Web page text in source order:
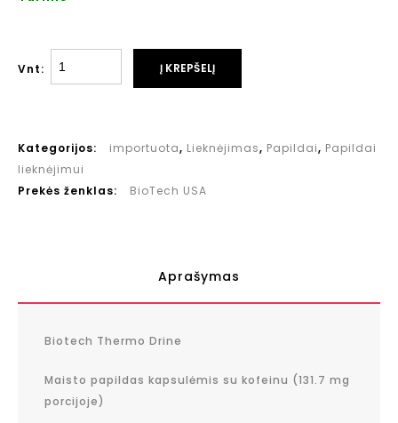
Vnt: Į KREPŠELĮ
Kategorijos: importuota, Lieknėjimas, Papildai, Papildai
lieknėjimui
Prekės ženklas:
BioTech USA
Aprašymas
Biotech Thermo Drine
Maisto papildas kapsulėmis su kofeinu (131.7 mg
porcijoje)